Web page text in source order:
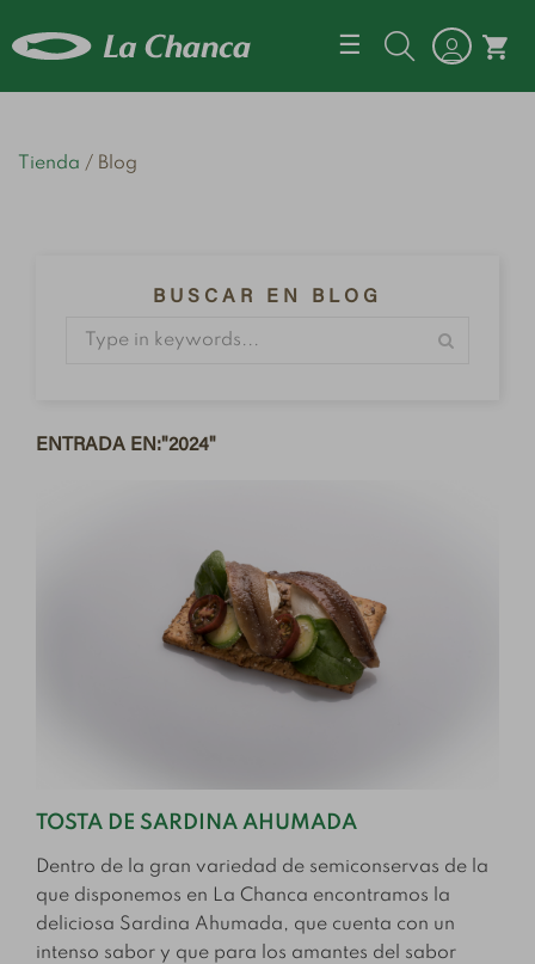
Navegación
☰ shopping_cart
Tienda Blog
BUSCAR EN BLOG
ENTRADA EN:"2024"
TOSTA DE SARDINA AHUMADA
Dentro de la gran variedad de semiconservas de la
que disponemos en La Chanca encontramos la
deliciosa Sardina Ahumada, que cuenta con un
intenso sabor y que para los amantes del sabor